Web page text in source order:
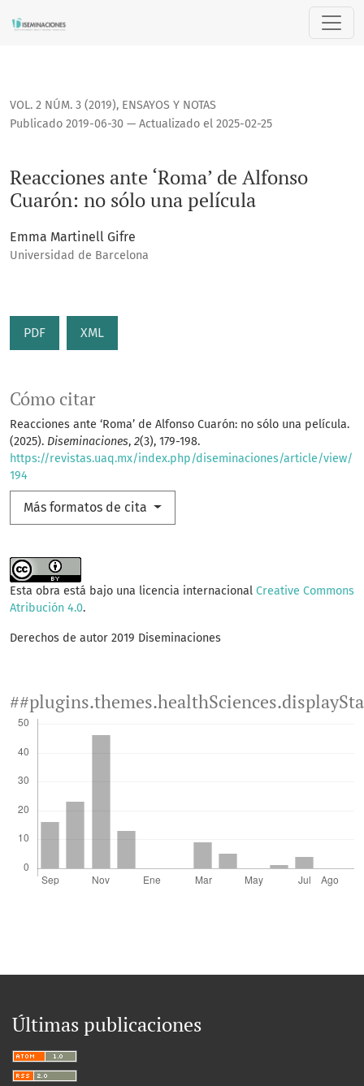
Reacciones ante ‘Roma’ de Alfonso Cuarón: no sólo una
VOL. 2 NÚM. 3 (2019), ENSAYOS Y NOTAS
Reacciones ante ‘Roma’ de Alfonso
Cuarón: no sólo una película
Publicado 2019-06-30 — Actualizado el 2025-02-25
Emma Martinell Gifre
Universidad de Barcelona
PDF XML
Cómo citar
Reacciones ante ‘Roma’ de Alfonso Cuarón: no sólo una película.
(2025). Diseminaciones, 2(3), 179-198.
https://revistas.uaq.mx/index.php/diseminaciones/article/view/
194
Más formatos de cita
Esta obra está bajo una licencia internacional Creative Commons
Atribución 4.0.
Derechos de autor 2019 Diseminaciones
Últimas publicaciones